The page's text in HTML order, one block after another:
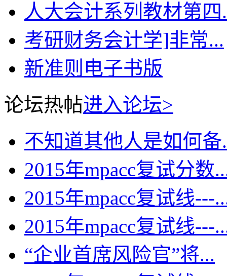
人大会计系列教材第四
考研财务会计学]非常...
新准则电子书版
论坛热帖进入论坛>
不知道其他人是如何备
2015年mpacc复试分数
2015年mpacc复试线---
2015年mpacc复试线---
“企业首席风险官”将...